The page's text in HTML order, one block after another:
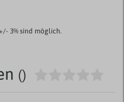
3% sind möglich.
()